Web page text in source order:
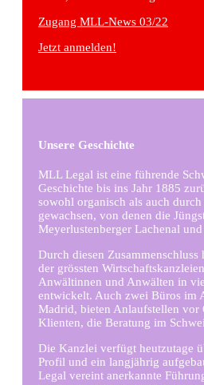
Zugang MLL-News 03/22
Jetzt anmelden!
Unsere Geschichte
MLL Legal ist eine führende
Geschichte bis ins Jahr 1885
sowohl organisch als auch durch
gewachsen, von denen die
Meyerlustenberger Lachenal
Durch diesen
der grössten
Anwältinnen und Anwälten in
entwickelt. Auch zwei Büros im
Madrid, bieten Anlaufstellen
Klienten, die Beratung im
Die Kanzlei verfügt heutzutage
Profil und ein langjährig
Legal vereint anerkannte